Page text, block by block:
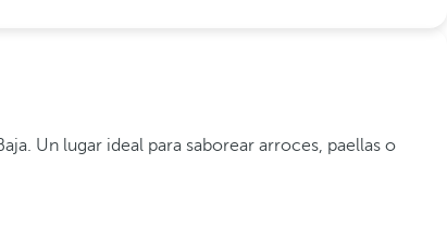
Un lugar ideal para saborear arroces, paellas o